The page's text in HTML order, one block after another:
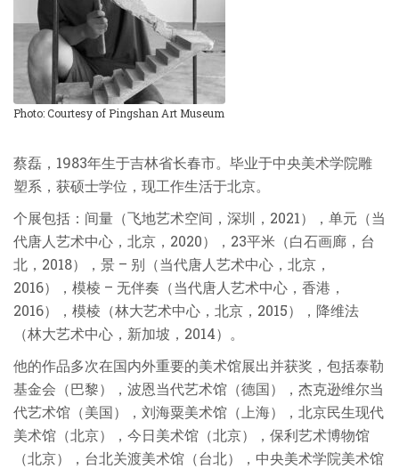
Photo: Courtesy of Pingshan Art Museum
蔡磊，1983年生于吉林省长春市。毕业于中央美术学院雕
塑系，获硕士学位，现工作生活于北京。
个展包括：间量（飞地艺术空间，深圳，2021），单元（当
代唐人艺术中心，北京，2020），23平米（白石画廊，台
北，2018），景 – 别（当代唐人艺术中心，北京，
2016），模棱 – 无伴奏（当代唐人艺术中心，香港，
2016），模棱（林大艺术中心，北京，2015），降维法
（林大艺术中心，新加坡，2014）。
他的作品多次在国内外重要的美术馆展出并获奖，包括泰勒
基金会（巴黎），波恩当代艺术馆（德国），杰克逊维尔当
代艺术馆（美国），刘海粟美术馆（上海），北京民生现代
美术馆（北京），今日美术馆（北京），保利艺术博物馆
（北京），台北关渡美术馆（台北），中央美术学院美术馆